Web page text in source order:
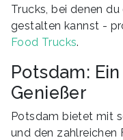
Trucks, bei denen
gestalten kannst -
Food Trucks.
Potsdam:
Genießer
Potsdam bietet mit
und den